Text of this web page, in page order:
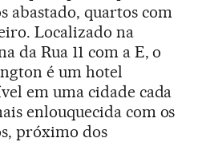
abastado, quartos com
Localizado na
da Rua 11 com a E, o
é um hotel
em uma cidade cada
enlouquecida com os
próximo dos